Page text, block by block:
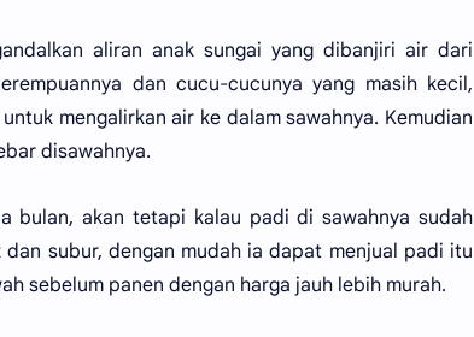
aliran anak sungai yang dibanjiri air dari
dan cucu-cucunya yang masih kecil,
mengalirkan air ke dalam sawahnya. Kemudian
disawahnya.
bulan, akan tetapi kalau padi di sawahnya sudah
subur, dengan mudah ia dapat menjual padi itu
sebelum panen dengan harga jauh lebih murah.